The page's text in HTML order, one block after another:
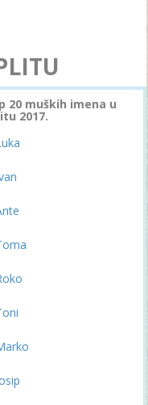
20 muških imena u
2017.